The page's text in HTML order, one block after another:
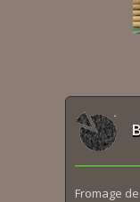
Fromage